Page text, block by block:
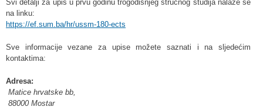
Svi detalji za upis u prvu godinu trogodišnjeg stručnog studija nalaze se
na linku:
https://ef.sum.ba/hr/ussm-180-ects
Sve informacije vezane za upise možete saznati i na sljedećim
kontaktima:
Adresa:
Matice hrvatske bb,
88000 Mostar